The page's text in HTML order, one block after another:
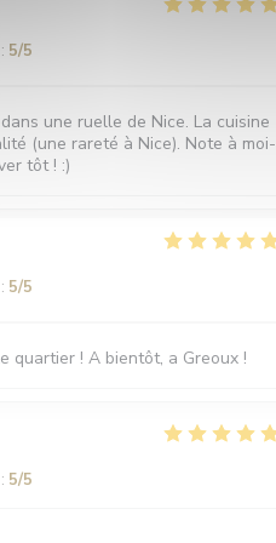
: 5/5
une ruelle de Nice. La cuisine
(une rareté à Nice). Note à moi-
tôt ! :)
: 5/5
quartier ! A bientôt, a Greoux !
: 5/5